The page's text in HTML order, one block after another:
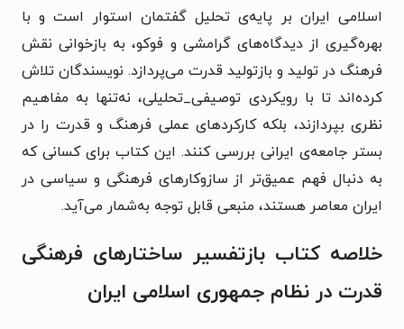
اسلامی ایران بر پایه‌ی تحلیل گفتمان استوار است و با
بهره‌گیری از دیدگاه‌های گرامشی و فوکو، به بازخوانی نقش
فرهنگ در تولید و بازتولید قدرت می‌پردازد. نویسندگان تلاش
کرده‌اند تا با رویکردی توصیفی_تحلیلی، نه‌تنها به مفاهیم
نظری بپردازند، بلکه کارکردهای عملی فرهنگ و قدرت را در
بستر جامعه‌ی ایرانی بررسی کنند. این کتاب برای کسانی که
به دنبال فهم عمیق‌تر از سازوکارهای فرهنگی و سیاسی در
ایران معاصر هستند، منبعی قابل توجه به‌شمار می‌آید.
خلاصه کتاب بازتفسیر ساختارهای فرهنگی
قدرت در نظام جمهوری اسلامی ایران